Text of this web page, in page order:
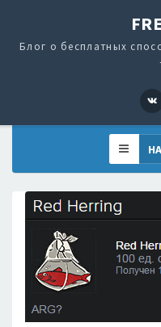
Блог о бесплатных